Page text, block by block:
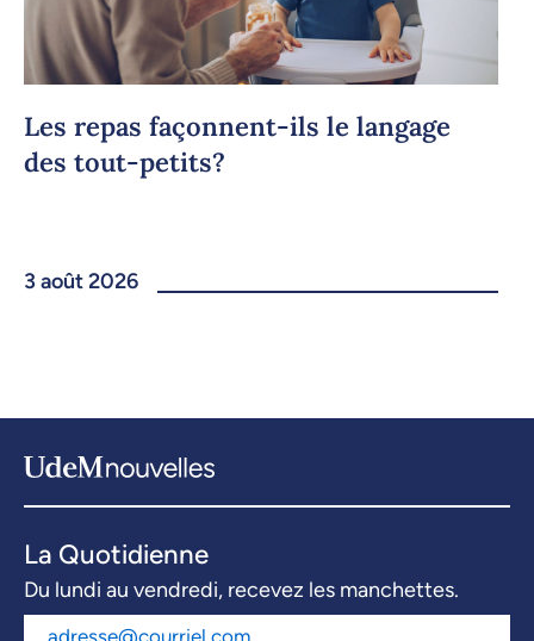
Les repas façonnent-ils le langage
des tout-petits?
3 août 2026
La Quotidienne
Du lundi au vendredi, recevez les manchettes.